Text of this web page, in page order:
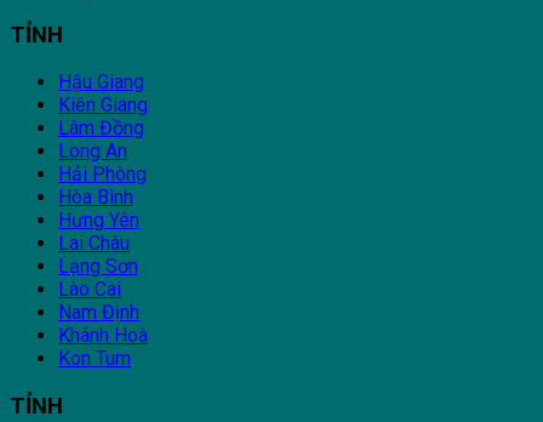
TỈNH
Hậu Giang
Kiên Giang
Lâm Đồng
Long An
Hải Phòng
Hòa Bình
Hưng Yên
Lai Châu
Lạng Sơn
Lào Cai
Nam Định
Khánh Hoà
Kon Tum
TỈNH